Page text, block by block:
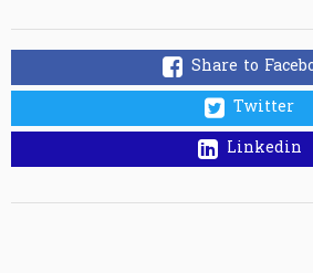
Share to
Twitter
Linkedin